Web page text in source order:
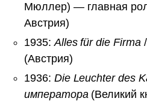
Мюллер) — главная
Австрия)
1935:Alles für die Firma/
(Австрия)
1936: Die Leuchter des
императора(Великий